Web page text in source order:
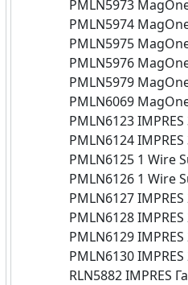
PMLN5973
PMLN5974
PMLN5975
PMLN5976
PMLN5979
PMLN6069
PMLN6123
PMLN6124
PMLN6125 1 Wire
PMLN6126 1 Wire
PMLN6127
PMLN6128
PMLN6129
PMLN6130
RLN5882 IMPRES